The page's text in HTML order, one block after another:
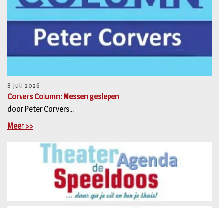
8 juli 2026
Corvers Column: Messen geslepen
door Peter Corvers...
Meer >>